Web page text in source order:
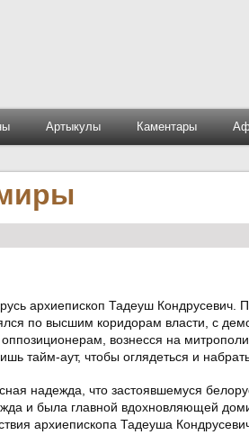
Артыкулы Каментары
архиепископ Тадеуш Кондрусевич.
по высшим коридорам власти, с
вознесся на
тайм-аут, чтобы оглядеться и
надежда, что застоявшемуся
и была главной вдохновляющей
архиепископа Тадеуша